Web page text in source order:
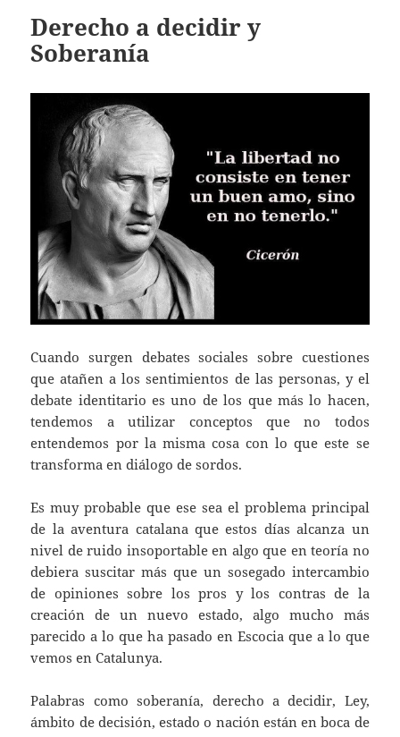
Derecho a decidir y
Soberanía
Cuando surgen debates sociales sobre cuestiones
que atañen a los sentimientos de las personas, y el
debate identitario es uno de los que más lo hacen,
tendemos a utilizar conceptos que no todos
entendemos por la misma cosa con lo que este se
transforma en diálogo de sordos.
Es muy probable que ese sea el problema principal
de la aventura catalana que estos días alcanza un
nivel de ruido insoportable en algo que en teoría no
debiera suscitar más que un sosegado intercambio
de opiniones sobre los pros y los contras de la
creación de un nuevo estado, algo mucho más
parecido a lo que ha pasado en Escocia que a lo que
vemos en Catalunya.
Palabras como soberanía, derecho a decidir, Ley,
ámbito de decisión, estado o nación están en boca de